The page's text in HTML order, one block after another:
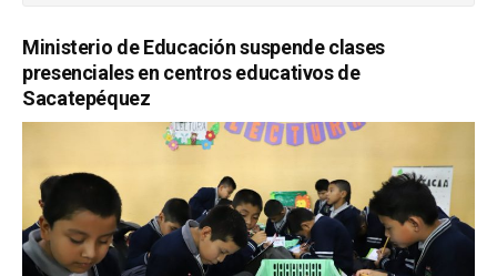
Ministerio de Educación suspende clases
presenciales en centros educativos de
Sacatepéquez